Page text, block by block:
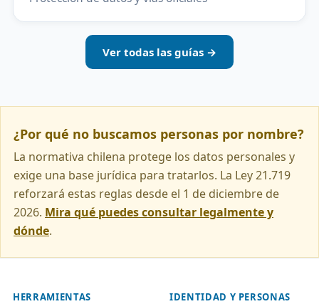
Ver todas las guías →
¿Por qué no buscamos personas por nombre?
La normativa chilena protege los datos personales y
exige una base jurídica para tratarlos. La Ley 21.719
reforzará estas reglas desde el 1 de diciembre de
2026. Mira qué puedes consultar legalmente y
dónde.
HERRAMIENTAS IDENTIDAD Y PERSONAS